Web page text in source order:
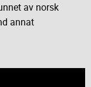
av norsk
annat